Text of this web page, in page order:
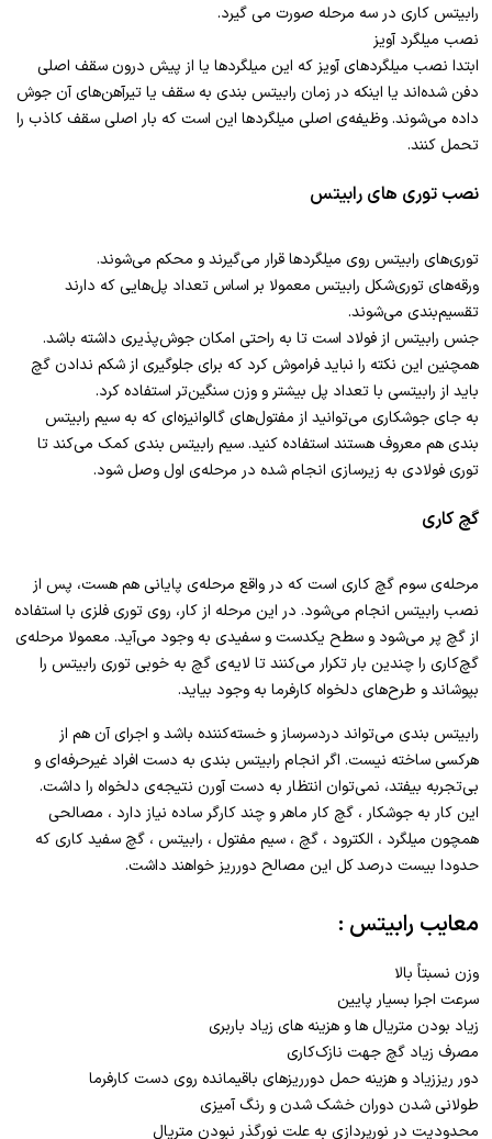
رابیتس کاری در سه مرحله صورت می گیرد.
نصب میلگرد آویز
ابتدا نصب میلگردهای آویز که این میلگردها یا از پیش درون سقف اصلی
دفن شده‌اند یا اینکه در زمان رابیتس بندی به سقف یا تیرآهن‌های آن جوش
داده می‌شوند. وظیفه‌ی اصلی میلگردها این است که بار اصلی سقف کاذب را
تحمل کنند.
نصب توری های رابیتس
توری‌های رابیتس روی میلگردها قرار می‌گیرند و محکم می‌شوند.
ورقه‌های توری‌شکل رابیتس معمولا بر اساس تعداد پل‌هایی که دارند
تقسیم‌بندی می‌شوند.
جنس رابیتس از فولاد است تا به راحتی امکان جوش‌پذیری داشته باشد.
همچنین این نکته را نباید فراموش کرد که برای جلوگیری از شکم ندادن گچ
باید از رابیتسی با تعداد پل بیشتر و وزن سنگین‌تر استفاده کرد.
به جای جوشکاری می‌توانید از مفتول‌های گالوانیزه‌ای که به سیم رابیتس
‌بندی هم معروف هستند استفاده کنید. سیم رابیتس بندی کمک می‌کند تا
توری فولادی به زیرسازی انجام شده در مرحله‌ی اول وصل شود.
گچ کاری
مرحله‌ی سوم گچ کاری است که در واقع مرحله‌ی پایانی هم هست، پس از
نصب رابیتس انجام می‌شود. در این مرحله از کار، روی توری فلزی با استفاده
از گچ پر می‌شود و سطح یکدست و سفیدی به وجود می‌آید. معمولا مرحله‌ی
گچ‌کاری را چندین بار تکرار می‌کنند تا لایه‌ی گچ به خوبی توری رابیتس را
بپوشاند و طرح‌های دلخواه کارفرما به وجود بیاید.
رابیتس بندی می‌تواند دردسرساز و خسته‌کننده باشد و اجرای آن هم از
هرکسی ساخته نیست. اگر انجام رابیتس بندی به دست افراد غیرحرفه‌ای و
بی‌تجربه بیفتد، نمی‌توان انتظار به دست آورن نتیجه‌ی دلخواه را داشت.
این کار به جوشکار ، گچ کار ماهر و چند کارگر ساده نیاز دارد ، مصالحی
همچون میلگرد ، الکترود ، گچ ، سیم مفتول ، رابیتس ، گچ سفید کاری که
حدودا بیست درصد کل این مصالح دورریز خواهند داشت.
معایب رابیتس :
وزن نسبتاً بالا
سرعت اجرا بسیار پایین
زیاد بودن متریال ها و هزینه های زیاد باربری
مصرف زیاد گچ جهت نازک‌کاری
دور ریززیاد و هزینه حمل دورریزهای باقیمانده روی دست کارفرما
طولانی شدن دوران خشک شدن و رنگ آمیزی
محدودیت در نورپردازی به علت نورگذر نبودن متریال